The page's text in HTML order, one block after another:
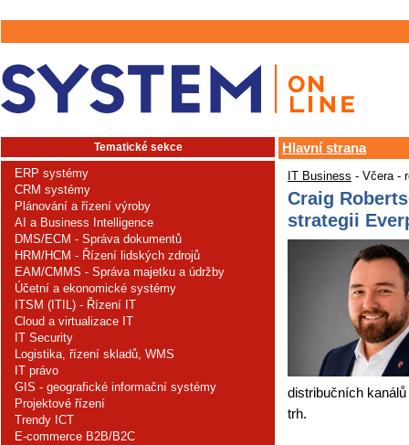
Tematické sekce
ERP systémy
CRM systémy
Plánování a řízení výroby
AI a Business Intelligence
DMS/ECM - Správa dokumentů
HRM/HCM - Řízení lidských zdrojů
EAM/CMMS - Správa majetku a údržby
Účetní a ekonomické systémy
ITSM (ITIL) - Řízení IT
Cloud a virtualizace IT
IT Security
Logistika, řízení skladů, WMS
IT právo
GIS - geografické informační systémy
Projektové řízení
Trendy ICT
E-commerce B2B/B2C
Hlavní strana
IT Business - Včera -
Craig
strategii
distribučních
trh.